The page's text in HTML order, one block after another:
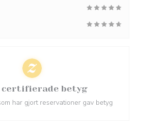
certifierade betyg
har gjort reservationer gav betyg